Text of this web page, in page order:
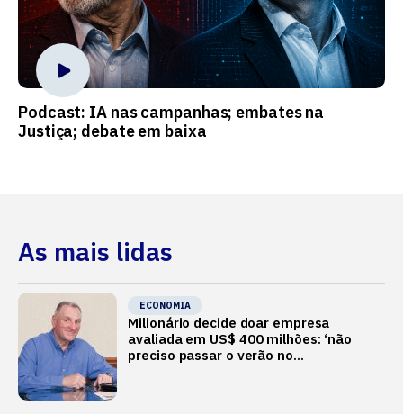
Podcast: IA nas campanhas; embates na
Justiça; debate em baixa
As mais lidas
ECONOMIA
Milionário decide doar empresa
avaliada em US$ 400 milhões: ‘não
preciso passar o verão no